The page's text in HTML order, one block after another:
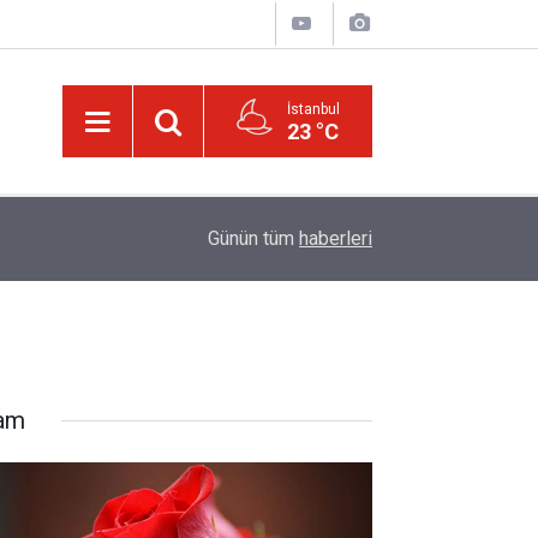
İstanbul
23 °C
Güldüren de O’dur, ağlatan da O’dur, öldüren de
Günün tüm haberleri